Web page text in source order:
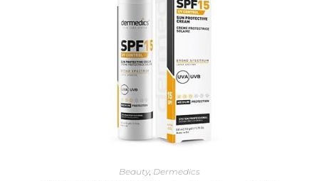
Beauty, Dermedics